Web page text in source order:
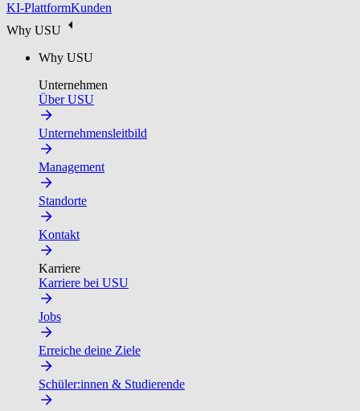
KI-PlattformKunden
Why USU
Why USU
Unternehmen
Über USU
Unternehmensleitbild
Management
Standorte
Kontakt
Karriere
Karriere bei USU
Jobs
Erreiche deine Ziele
Schüler:innen & Studierende